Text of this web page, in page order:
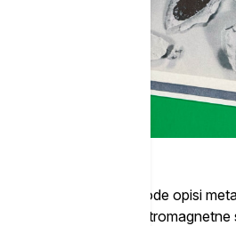
piše Dejli mejl, navode opisi
brzine i utiču na